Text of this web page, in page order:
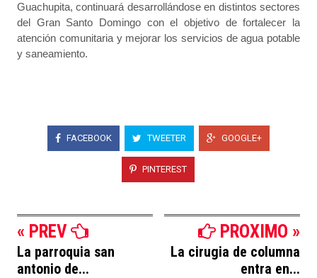
Guachupita, continuará desarrollándose en distintos sectores
del Gran Santo Domingo con el objetivo de fortalecer la
atención comunitaria y mejorar los servicios de agua potable
y saneamiento.
FACEBOOK TWEETER GOOGLE+
PINTEREST
« PREV
La parroquia san
antonio de...
PROXIMO »
La cirugia de columna
entra en...